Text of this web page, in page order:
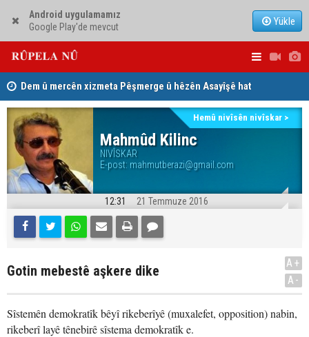
Android uygulamamız
Google Play'de mevcut
Yükle
Dem û mercên xizmeta Pêşmerge û hêzên Asayîşê hat
pejirandin
Jina Kurd Şemsî Xusrevi, bi îdamê re rû bi rû ye
hewldana
Mahmûd Kilinc
NIVÎSKAR
E-post: mahmutberazi@gmail.com
Hemû nivîsên nivîskar >
12:31 21 Temmuze 2016
Gotin mebestê aşkere dike
A+
A-
Sîstemên demokratîk bêyî rikeberîyê (muxalefet, opposition) nabin,
rikeberî layê tênebirê sîstema demokratîk e.